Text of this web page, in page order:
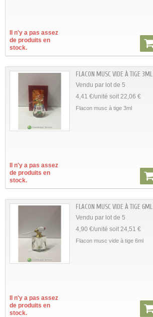
Il n'y a pas assez
de produits en
stock.
FLACON MUSC VIDE À TIGE 3ML
Vendu par lot de 5
4,41 €/unité soit 22,06 €
Flacon musc à tige 3ml
Il n'y a pas assez
de produits en
stock.
FLACON MUSC VIDE À TIGE 6ML
Vendu par lot de 5
4,90 €/unité soit 24,51 €
Flacon musc vide à tige 6ml
Il n'y a pas assez
de produits en
stock.